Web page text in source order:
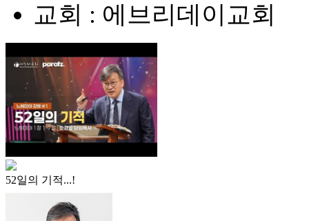
교회 : 에브리데이교회
52일의 기적...!